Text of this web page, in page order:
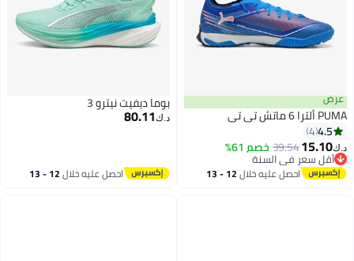
عرض
PUMA ألترا 6 ماتش تي تي
4.5
4
د.ك‏15.10
39.54خصم 61%
أقل سعر في السنة
أقل سعر في السنة
احصل عليه خلال 12 - 13
بوما ديفيت نيترو 3
د.ك‏80.11
احصل عليه خلال 12 - 13